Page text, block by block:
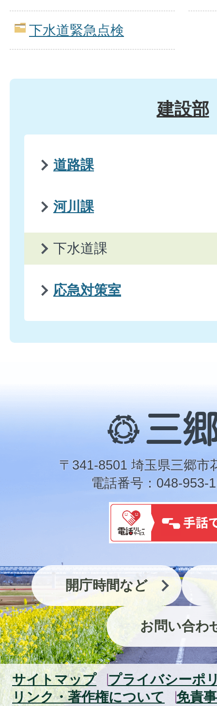
下水道緊急点検
建設部
道路課
河川課
下水道課
応急対策室
三
郷
市
〒341-8501 埼玉県三郷市
電話番号：048-953-
開庁時間など
お問い合わ
サイトマップ
プライバシーポ
リンク・著作権について
免責